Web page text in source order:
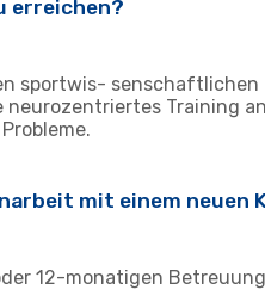
erreichen?
sportwis-
Training
mit einem neuen
12-monatigen